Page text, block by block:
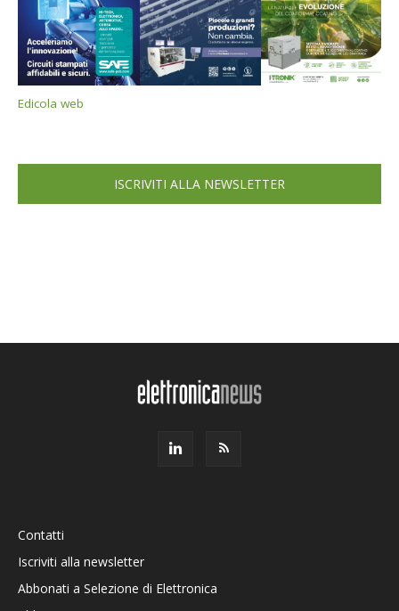
Edicola web
ISCRIVITI ALLA NEWSLETTER
Contatti
Iscriviti alla newsletter
Abbonati a Selezione di Elettronica